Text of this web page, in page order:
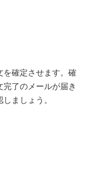
を確定させます。確
了のメールが届き
ましょう。